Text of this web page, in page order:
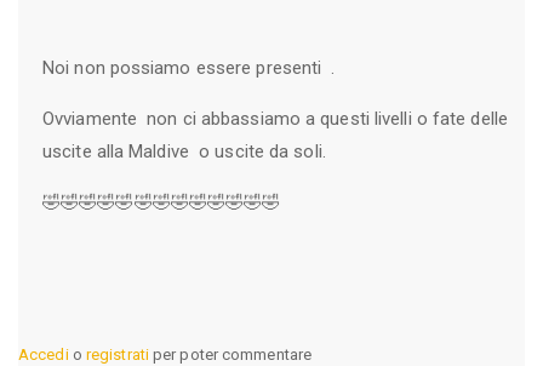
Noi non possiamo essere presenti .
Ovviamente non ci abbassiamo a questi livelli o fate delle
uscite alla Maldive o uscite da soli.
🤣🤣🤣🤣🤣🤣🤣🤣🤣🤣🤣🤣🤣
Accedio registratiper poter commentare